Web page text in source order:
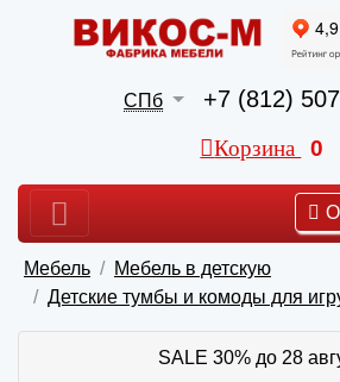
СПб +7 (812)
Корзина 0
Мебель
Мебель в детскую
Детские тумбы и комоды для
SALE 30% до 28